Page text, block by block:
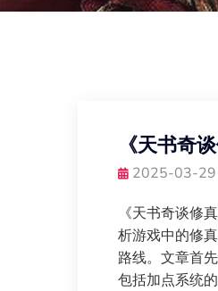
《天书奇
2025-03-
《天书奇谈修
析游戏中的修
路线。文章首
包括加点系统